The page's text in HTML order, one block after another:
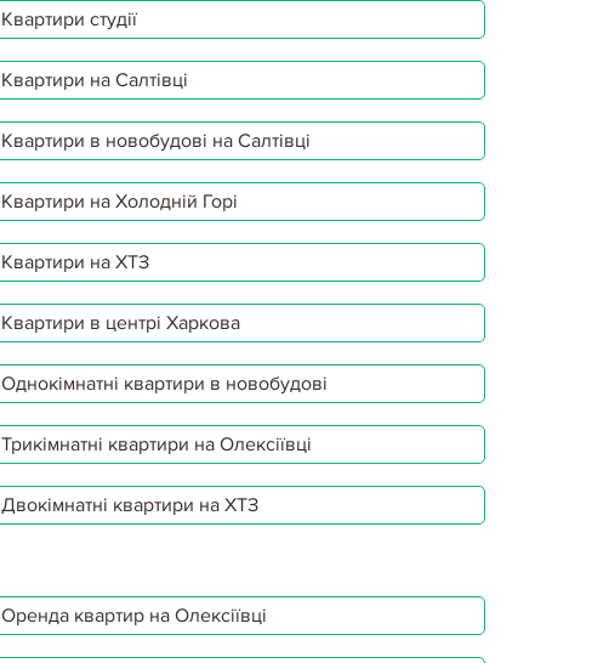
Квартири студії
Квартири на Салтівці
Квартири в новобудові на Салтівці
Квартири на Холодній Горі
Квартири на ХТЗ
Квартири в центрі Харкова
Однокімнатні квартири в новобудові
Трикімнатні квартири на Олексіївці
Двокімнатні квартири на ХТЗ
Оренда квартир на Олексіївці